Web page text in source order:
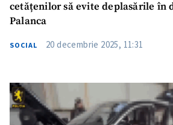
cetățenilor să evite deplasările în
Palanca
SOCIAL 20 decembrie 2025, 11:31